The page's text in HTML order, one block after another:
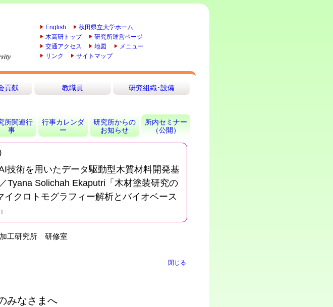
English
秋田県立大学ホーム
木高研トップ
研究所運営ページ
交通アクセス
地図
メニュー
リンク
サイトマップ
貢献 教職員 研究組織･設備
所関連行
事
行事カレンダ
ー
研究所からの
お知らせ
所内セミナー
（公開）
技術を用いたデータ駆動型木質材料開発基
Tyana Solichah Ekaputri「木材塗装研究の
イクロトモグラフィー解析とバイオベース
工研究所 研修室
閉じる
みなさまへ